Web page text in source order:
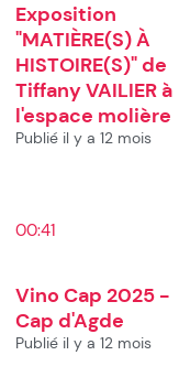
Exposition
"MATIÈRE(S) À
HISTOIRE(S)" de
Tiffany VAILIER à
l'espace molière
Publié il y a 12 mois
00:41
Vino Cap 2025 -
Cap d'Agde
Publié il y a 12 mois